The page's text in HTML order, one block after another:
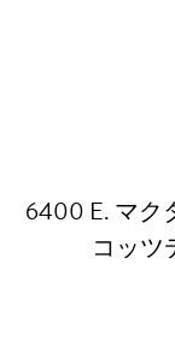
6400 E. マク
コッツ